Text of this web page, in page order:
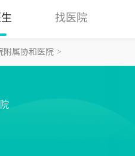
找医院
附属协和医院